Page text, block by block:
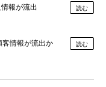
報が流出 読む
情報が流出か 読む